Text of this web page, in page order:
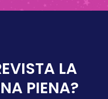
LA
PIENA?